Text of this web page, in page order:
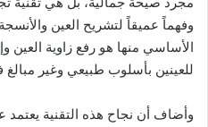
وفهماً عميقاً لتشريح العين
الأساسي منها هو رفع زاوية
للعينين بأسلوب طبيعي وغير مبالغ
وأضاف أن نجاح هذه التقنية يعتمد